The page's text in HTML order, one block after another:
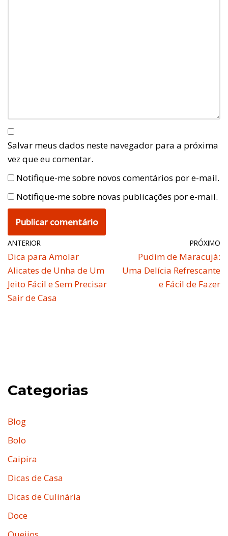
Salvar meus dados neste navegador para a próxima
vez que eu comentar.
Notifique-me sobre novos comentários por e-mail.
Notifique-me sobre novas publicações por e-mail.
ANTERIOR
Dica para Amolar
Alicates de Unha de Um
Jeito Fácil e Sem Precisar
Sair de Casa
PRÓXIMO
Pudim de Maracujá:
Uma Delícia Refrescante
e Fácil de Fazer
Categorias
Blog
Bolo
Caipira
Dicas de Casa
Dicas de Culinária
Doce